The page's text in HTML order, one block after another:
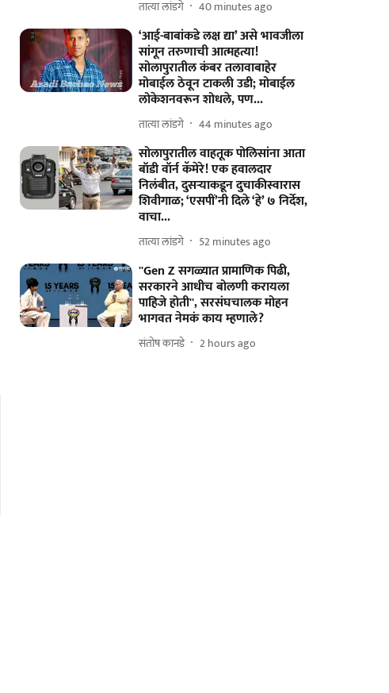
तात्या लांडगे 40 minutes ago
‘आई-बाबांकडे लक्ष द्या’ असे भावजीला
सांगून तरुणाची आत्महत्या!
सोलापुरातील कंबर तलावाबाहेर
मोबाईल ठेवून टाकली उडी; मोबाईल
लोकेशनवरून शोधले, पण...
तात्या लांडगे 44 minutes ago
सोलापुरातील वाहतूक पोलिसांना आता
बॉडी वॉर्न कॅमेरे! एक हवालदार
निलंबीत, दुसऱ्याकडून दुचाकीस्वारास
शिवीगाळ; ‘एसपीं’नी दिले ‘हे’ ७ निर्देश,
वाचा...
तात्या लांडगे 52 minutes ago
''Gen Z सगळ्यात प्रामाणिक पिढी,
सरकारने आधीच बोलणी करायला
पाहिजे होती'', सरसंघचालक मोहन
भागवत नेमकं काय म्हणाले?
संतोष कानडे 2 hours ago